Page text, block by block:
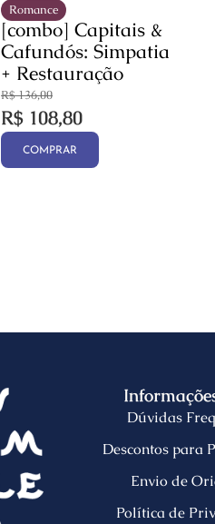
Romance
[combo] Capitais &
Cafundós: Simpatia
+ Restauração
R$136,00
R$ 108,80
COMPRAR
Dúvidas
Descontos para
Envio de
Política de